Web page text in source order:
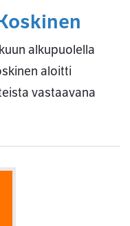
alkupuolella
aloitti
vastaavana